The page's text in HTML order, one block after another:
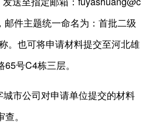
邮件主题统一命名为：首批二级
。也可将申请材料提交至河北雄
号C4栋三层。
市公司对申请单位提交的材料
。